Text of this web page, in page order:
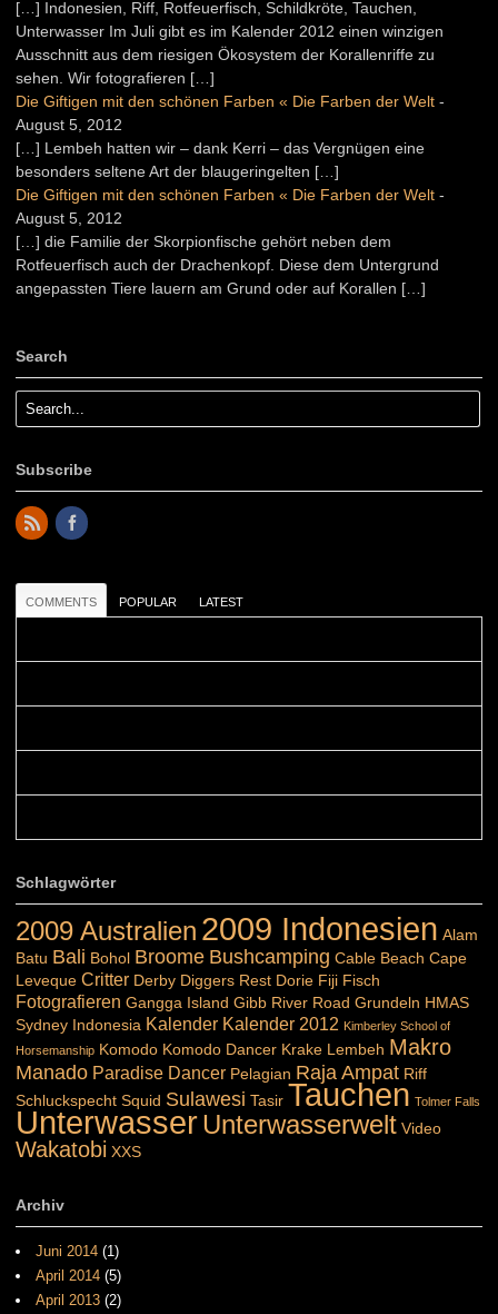
[…] Indonesien, Riff, Rotfeuerfisch, Schildkröte, Tauchen,
Unterwasser Im Juli gibt es im Kalender 2012 einen winzigen
Ausschnitt aus dem riesigen Ökosystem der Korallenriffe zu
sehen. Wir fotografieren […]
Die Giftigen mit den schönen Farben « Die Farben der Welt -
August 5, 2012
[…] Lembeh hatten wir – dank Kerri – das Vergnügen eine
besonders seltene Art der blaugeringelten […]
Die Giftigen mit den schönen Farben « Die Farben der Welt -
August 5, 2012
[…] die Familie der Skorpionfische gehört neben dem
Rotfeuerfisch auch der Drachenkopf. Diese dem Untergrund
angepassten Tiere lauern am Grund oder auf Korallen […]
Search
Subscribe
COMMENTS POPULAR LATEST
Schlagwörter
2009 Australien 2009 Indonesien Alam
Batu Bali Bohol Broome Bushcamping Cable Beach Cape
Leveque Critter Derby Diggers Rest Dorie Fiji Fisch
Fotografieren Gangga Island Gibb River Road Grundeln HMAS
Sydney Indonesia Kalender Kalender 2012 Kimberley School of
Horsemanship Komodo Komodo Dancer Krake Lembeh Makro
Manado Paradise Dancer Pelagian Raja Ampat Riff
Schluckspecht Squid Sulawesi Tasir Tauchen Tolmer Falls
UnterwasserUnterwasserwelt Video
Wakatobi XXS
Archiv
Juni 2014 (1)
April 2014 (5)
April 2013 (2)